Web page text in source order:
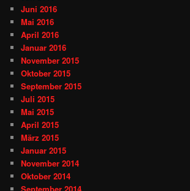
Juni 2016
Mai 2016
April 2016
Januar 2016
November 2015
Oktober 2015
September 2015
Juli 2015
Mai 2015
April 2015
März 2015
Januar 2015
November 2014
Oktober 2014